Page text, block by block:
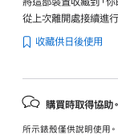
從上次離開處接續進行
收藏供日後使用
購買時取得協助。
所示錶殼僅供說明使用。